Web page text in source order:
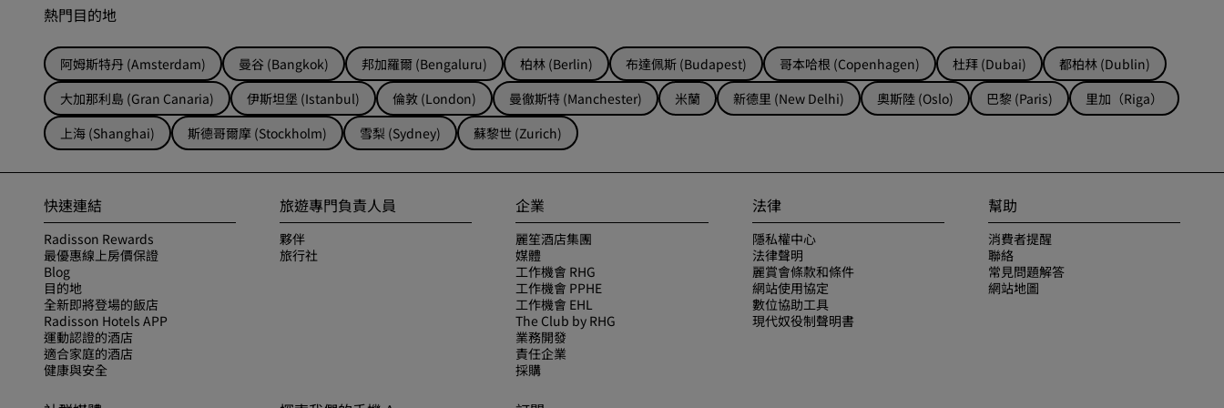
熱門目的地
阿姆斯特丹 (Amsterdam) 曼谷 (Bangkok) 邦加羅爾 (Bengaluru) 柏林 (Berlin) 布達佩斯 (Budapest) 哥本哈根 (Copenhagen) 杜拜 (Dubai)
都柏林 (Dublin)
大加那利島 (Gran Canaria)
伊斯坦堡 (Istanbul) 倫敦 (London) 曼徹斯特 (Manchester) 米蘭 新德里 (New Delhi) 奧斯陸 (Oslo) 巴黎 (Paris)
里加（Riga）
上海 (Shanghai)
斯德哥爾摩 (Stockholm) 雪梨 (Sydney) 蘇黎世 (Zurich)
快速連結
Radisson Rewards
最優惠線上房價保證
Blog
目的地
全新即將登場的飯店
Radisson Hotels APP
運動認證的酒店
適合家庭的酒店
健康與安全
旅遊專門負責人員
夥伴
旅行社
企業
麗笙酒店集團
媒體
工作機會 RHG
工作機會 PPHE
工作機會 EHL
The Club by RHG
業務開發
責任企業
採購
法律
隱私權中心
法律聲明
麗賞會條款和條件
網站使用協定
數位協助工具
現代奴役制聲明書
幫助
消費者提醒
聯絡
常見問題解答
網站地圖